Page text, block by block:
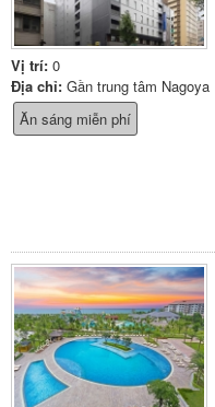
Vị trí: 0
Địa chỉ: Gần trung tâm Nagoya
Ăn sáng miễn phí